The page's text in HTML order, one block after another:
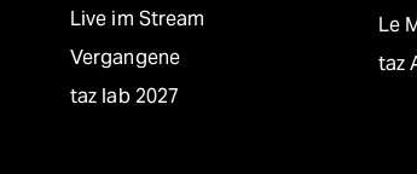
Live im Stream
Vergangene
taz lab 2027
Le
taz